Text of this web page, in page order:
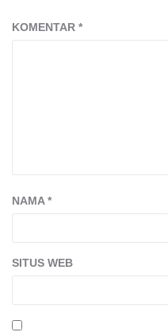
KOMENTAR *
NAMA*
SITUS WEB